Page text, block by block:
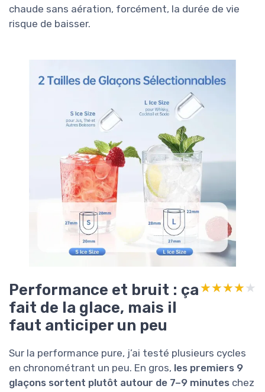
chaude sans aération, forcément, la durée de vie
risque de baisser.
Performance et bruit : ça
fait de la glace, mais il
faut anticiper un peu
★★★★★
★★★★★
Sur la performance pure, j’ai testé plusieurs cycles
en chronométrant un peu. En gros, les premiers 9
glaçons sortent plutôt autour de 7–9 minutes chez